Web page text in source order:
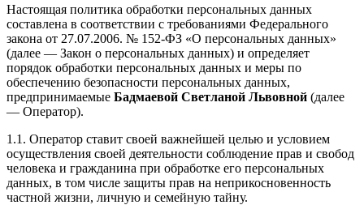
Настоящая политика обработки персональных данных
составлена в соответствии с требованиями Федерального
закона от 27.07.2006. № 152-ФЗ «О персональных данных»
(далее — Закон о персональных данных) и определяет
порядок обработки персональных данных и меры по
обеспечению безопасности персональных данных,
предпринимаемые Бадмаевой Светланой Львовной (далее
— Оператор).
1.1. Оператор ставит своей важнейшей целью и условием
осуществления своей деятельности соблюдение прав и свобод
человека и гражданина при обработке его персональных
данных, в том числе защиты прав на неприкосновенность
частной жизни, личную и семейную тайну.